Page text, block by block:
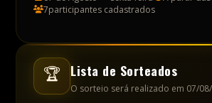
🎟️
Aguardando o